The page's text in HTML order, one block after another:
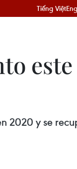
Tiếng Việt
2020 y se